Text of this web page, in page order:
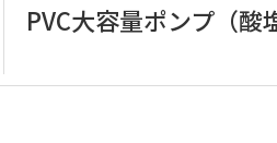
PVC大容量ポンプ（酸